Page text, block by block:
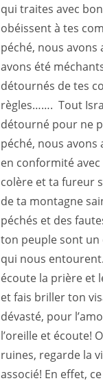
qui traites avec
obéissent à tes
péché, nous
avons été
détournés de tes
règles……. Tout
détourné pour ne
péché, nous avons
en conformité
colère et ta fureur
de ta montagne
péchés et des
ton peuple sont un
qui nous
écoute la prière et
et fais briller ton
dévasté, pour
l’oreille et écoute!
ruines, regarde la
associé! En effet,